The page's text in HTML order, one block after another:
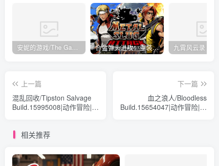
安妮的游戏/The Game of Annie v0.99981|射击动作|容量14.6GB|免安装绿色中文版 合金弹头进攻：重装上阵/METAL SLUG ATTACK RELOADED Build.16214511|策略模拟|容量2.7GB|免安装绿色中文版
上一篇
混乱回收/Tipston Salvage
Build.15995008|动作冒险|容
下一篇
血之浪人/Bloodless
Build.15654047|动作冒险|容
相关推荐